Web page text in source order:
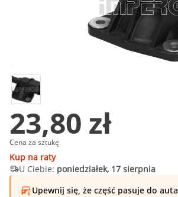
23,80 zł
Cena za sztukę
Kup na raty
U Ciebie: poniedziałek, 17 sierpnia
Upewnij się, że część pasuje do auta